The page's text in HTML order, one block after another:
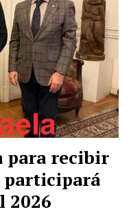
para recibir
participará
2026